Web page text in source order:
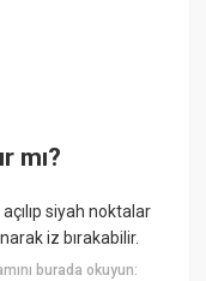
mı?
siyah noktalar
iz bırakabilir.
burada okuyun: